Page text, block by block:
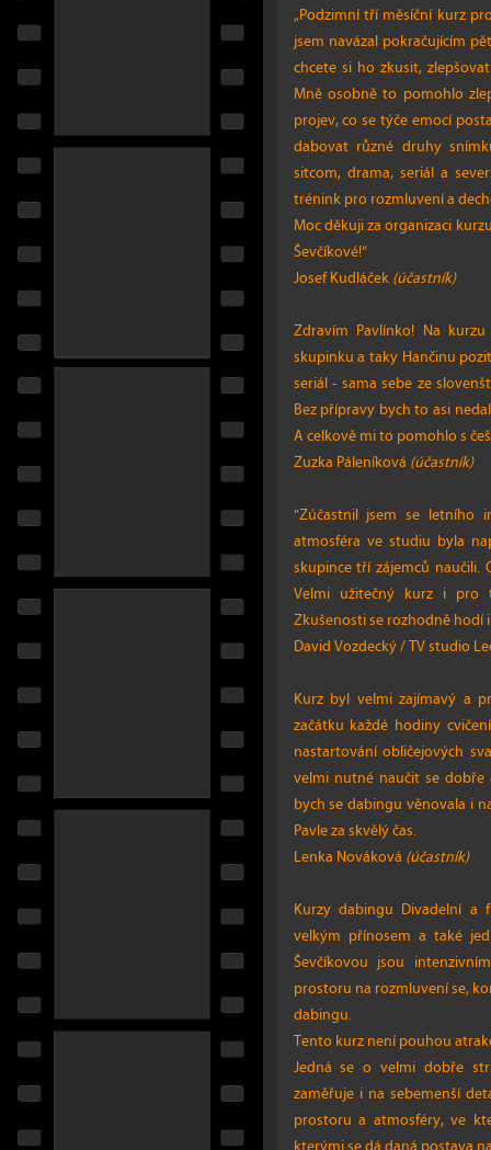
„Podzimní tří měsíční kurz
jsem navázal pokračujícím
chcete si ho zkusit,
Mně osobně to pomohlo
projev, co se týče emocí
dabovat různé druhy
sitcom, drama, seriál a
trénink pro rozmluvení a
Moc děkuji za organizaci
Ševčíkové!“
Josef Kudláček(účastník)
Zdravím Pavlínko! Na
skupinku a taky Hančinu
seriál - sama sebe ze
Bez přípravy bych to asi
A celkově mi to pomohlo s
Zuzka Páleníková (účastník)
"Zúčastnil jsem se letního
atmosféra ve studiu byla
skupince tří zájemců naučili.
Velmi užitečný kurz i pro
Zkušenosti se rozhodně hodí
David Vozdecký / TV studio
Kurz byl velmi zajímavý a
začátku každé hodiny
nastartování obličejových
velmi nutné naučit se
bych se dabingu věnovala i
Pavle za skvělý čas.
Lenka Nováková (účastník)
Kurzy dabingu Divadelní
velkým přínosem a také
Ševčíkovou jsou
prostoru na rozmluvení se,
dabingu.
Tento kurz není pouhou
Jedná se o velmi dobře
zaměřuje i na sebemenší
prostoru a atmosféry, ve